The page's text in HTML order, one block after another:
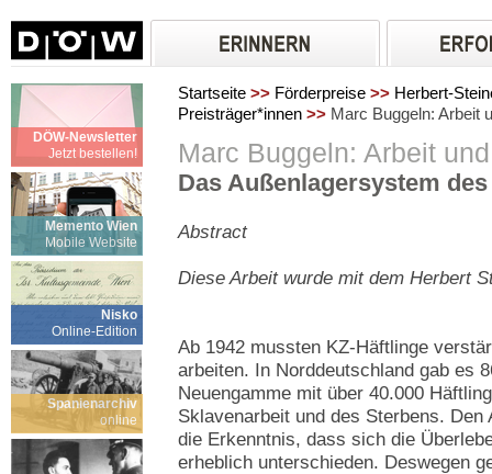
DÖW-Newsletter
Jetzt bestellen!
Memento Wien
Mobile Website
Nisko
Online-Edition
Spanienarchiv
online
Startseite >> Förderpreise >> Herbert-
Preisträger*innen >> Marc Buggeln: Arbeit
Marc Buggeln: Arbeit
Das Außenlagersystem
Abstract
Diese Arbeit wurde mit dem Herbert
Ab 1942 mussten KZ-Häftlinge
arbeiten. In Norddeutschland gab es
Neuengamme mit über 40.000
Sklavenarbeit und des Sterbens.
die Erkenntnis, dass sich die
erheblich unterschieden. Deswegen